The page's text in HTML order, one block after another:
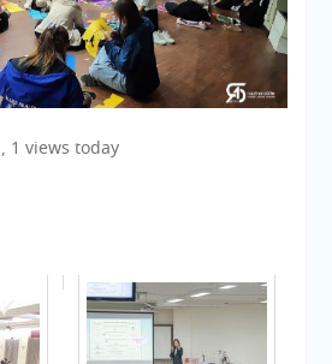
, 1 views today